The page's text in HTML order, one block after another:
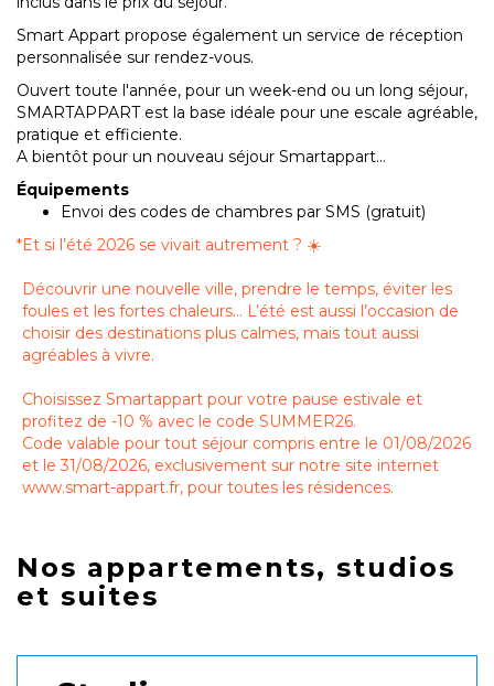
Smart Appart propose également un service de réception
personnalisée sur rendez-vous.
Ouvert toute l'année, pour un week-end ou un long séjour,
SMARTAPPART est la base idéale pour une escale agréable,
pratique et efficiente.
A bientôt pour un nouveau séjour Smartappart…
Équipements
Envoi des codes de chambres par SMS (gratuit)
*Et si l’été 2026 se vivait autrement ? ☀️
Découvrir une nouvelle ville, prendre le temps, éviter les
foules et les fortes chaleurs… L’été est aussi l’occasion de
choisir des destinations plus calmes, mais tout aussi
agréables à vivre.
Choisissez Smartappart pour votre pause estivale et
profitez de -10 % avec le code SUMMER26.
Code valable pour tout séjour compris entre le 01/08/2026
et le 31/08/2026, exclusivement sur notre site internet
www.smart-appart.fr, pour toutes les résidences.
Nos appartements, studios
et suites